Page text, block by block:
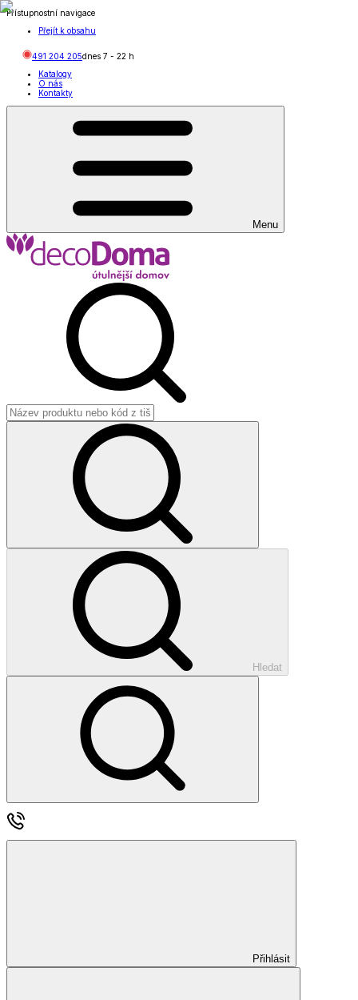
Přístupnostní navigace
Přejít k obsahu
491 204 205dnes 7 - 22 h
Katalogy
O nás
Kontakty
Menu
Hledat
Přihlásit